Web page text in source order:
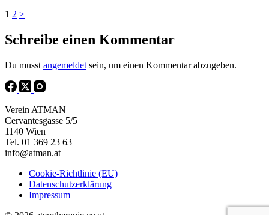
1 2 >
Schreibe einen Kommentar
Du musst angemeldet sein, um einen Kommentar abzugeben.
Verein ATMAN
Cervantesgasse 5/5
1140 Wien
Tel. 01 369 23 63
info@atman.at
Cookie-Richtlinie (EU)
Datenschutzerklärung
Impressum